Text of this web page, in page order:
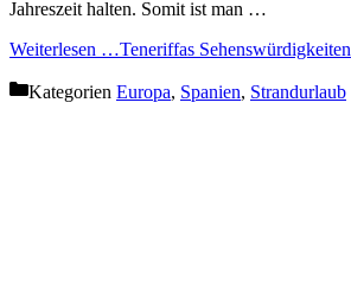
Jahreszeit halten. Somit ist man …
Weiterlesen …Teneriffas Sehenswürdigkeiten
Kategorien Europa, Spanien, Strandurlaub